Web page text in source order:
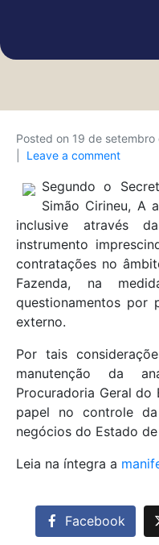
Posted on 19 de setembro
Leave a comment
Segundo o
Simão Cirineu, A
inclusive através
instrumento
contratações no
Fazenda, na
questionamentos por
externo.
Por tais
manutenção da
Procuradoria Geral do
papel no controle
negócios do Estado de
Leia na íntegra a
Facebook